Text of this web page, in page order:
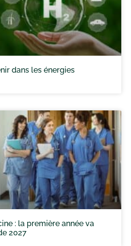
dans les énergies
: la première année va
2027